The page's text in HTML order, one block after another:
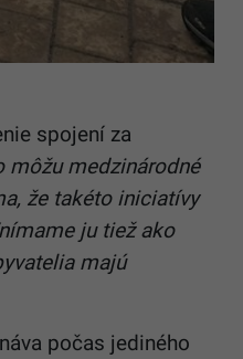
spojení za
môžu medzinárodné
že takéto iniciatívy
ju tiež ako
majú
počas jediného